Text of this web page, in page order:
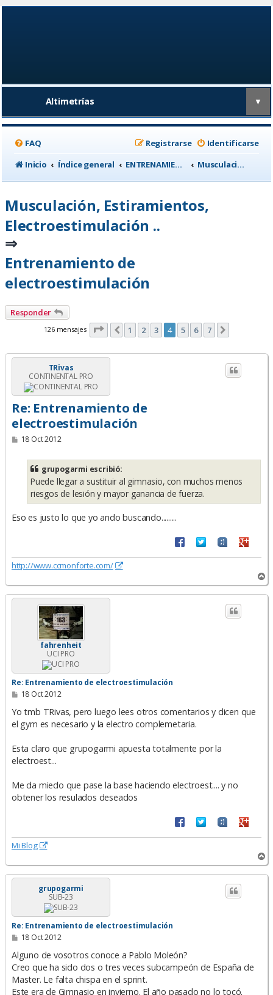
Altimetrías ▼
FAQ Identificarse
Registrarse
Inicio
Índice general ENTRENAMIENTO, medicina deportiva y nutrición Musculación, Estiramientos, Electroestimulación ..
Musculación, Estiramientos,
Electroestimulación ..
⇒
Entrenamiento de
electroestimulación
Responder
126 mensajes Página de 7
Anterior
1 2 3 4 5 6 7
TRivas
CONTINENTAL PRO
Re: Entrenamiento de
electroestimulación
M18 Oct 2012
grupogarmi escribió:
Puede llegar a sustituir al gimnasio, con muchos menos
riesgos de lesión y mayor ganancia de fuerza.
Eso es justo lo que yo ando buscando.........
http://www.ccmonforte.com/
r
r
fahrenheit
UCI PRO
Re: Entrenamiento de electroestimulación
M
n
a
e
18 Oct 2012
Yo tmb TRivas, pero luego lees otros comentarios y dicen que
el gym es necesario y la electro complemetaria.
Esta claro que grupogarmi apuesta totalmente por la
electroest...
Me da miedo que pase la base haciendo electroest.... y no
obtener los resulados deseados
Mi Blog
r
r
grupogarmi
SUB-23
Re: Entrenamiento de electroestimulación
M
n
s
a
j
e
18 Oct 2012
Alguno de vosotros conoce a Pablo Moleón?
Creo que ha sido dos o tres veces subcampeón de España de
Master. Le falta chispa en el sprint.
Este era de Gimnasio en invierno. El año pasado no lo tocó.